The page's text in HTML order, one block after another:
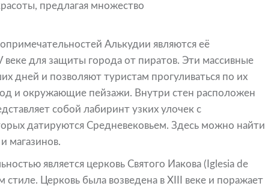
предлагая множество
Алькудии являются её
веке для защиты города от пиратов. Эти массивные
дней и позволяют туристам прогуливаться по их
и окружающие пейзажи. Внутри стен расположен
собой лабиринт узких улочек с
датируются Средневековьем. Здесь можно найти
магазинов.
является церковь Святого Иакова (Iglesia de
стиле. Церковь была возведена в XIII веке и поражает